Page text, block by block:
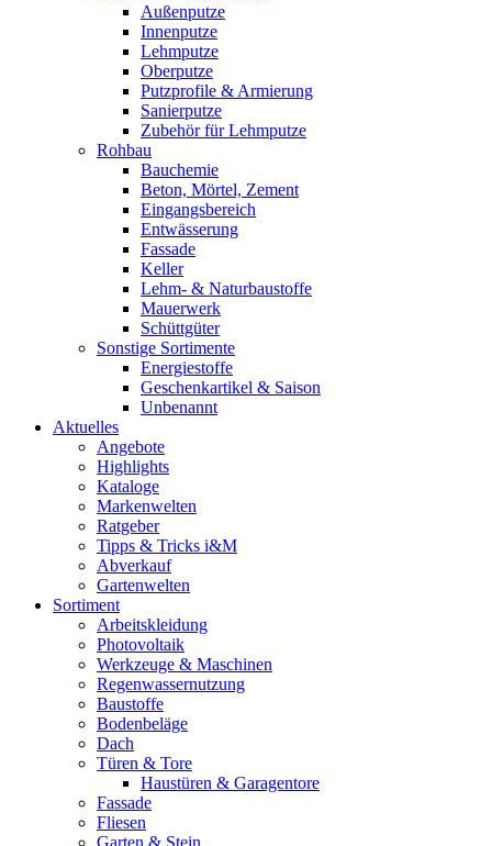
Außenputze
Innenputze
Lehmputze
Oberputze
Putzprofile & Armierung
Sanierputze
Zubehör für Lehmputze
Rohbau
Bauchemie
Beton, Mörtel, Zement
Eingangsbereich
Entwässerung
Fassade
Keller
Lehm- & Naturbaustoffe
Mauerwerk
Schüttgüter
Sonstige Sortimente
Energiestoffe
Geschenkartikel & Saison
Unbenannt
Aktuelles
Angebote
Highlights
Kataloge
Markenwelten
Ratgeber
Tipps & Tricks i&M
Abverkauf
Gartenwelten
Sortiment
Arbeitskleidung
Photovoltaik
Werkzeuge & Maschinen
Regenwassernutzung
Baustoffe
Bodenbeläge
Dach
Türen & Tore
Haustüren & Garagentore
Fassade
Fliesen
Garten & Stein